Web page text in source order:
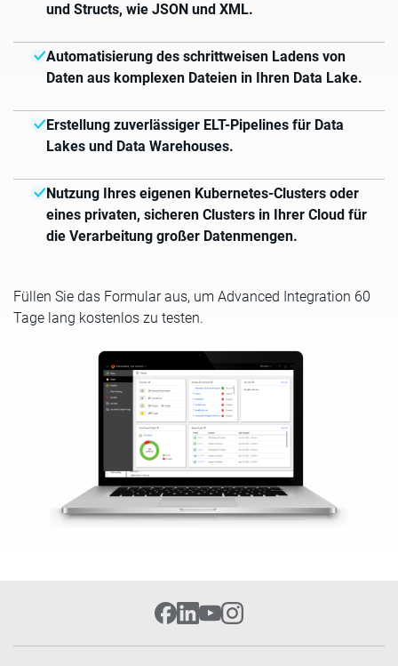
und Structs, wie JSON und XML.
Automatisierung des schrittweisen Ladens von
Daten aus komplexen Dateien in Ihren Data Lake.
Erstellung zuverlässiger ELT-Pipelines für Data
Lakes und Data Warehouses.
Nutzung Ihres eigenen Kubernetes-Clusters oder
eines privaten, sicheren Clusters in Ihrer Cloud für
die Verarbeitung großer Datenmengen.
Füllen Sie das Formular aus, um Advanced Integration 60
Tage lang kostenlos zu testen.